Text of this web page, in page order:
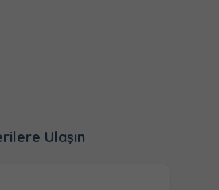
Ulaşın